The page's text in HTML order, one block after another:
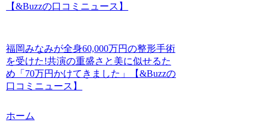
【&Buzzの口コミニュース】
福岡みなみが全身60,000万円の整形手術
を受けた!共演の重盛さと美に似せるた
め「70万円かけてきました」【&Buzzの
口コミニュース】
ホーム